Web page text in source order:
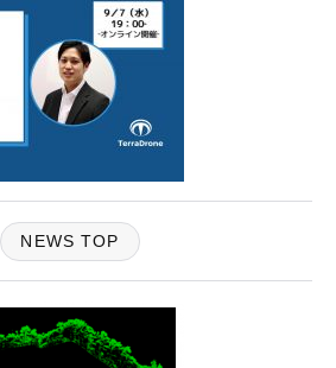
NEWS TOP